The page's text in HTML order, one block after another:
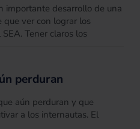
importante desarrollo de una
ver con lograr los
Tener claros los
perduran
aún perduran y que
a los internautas. El